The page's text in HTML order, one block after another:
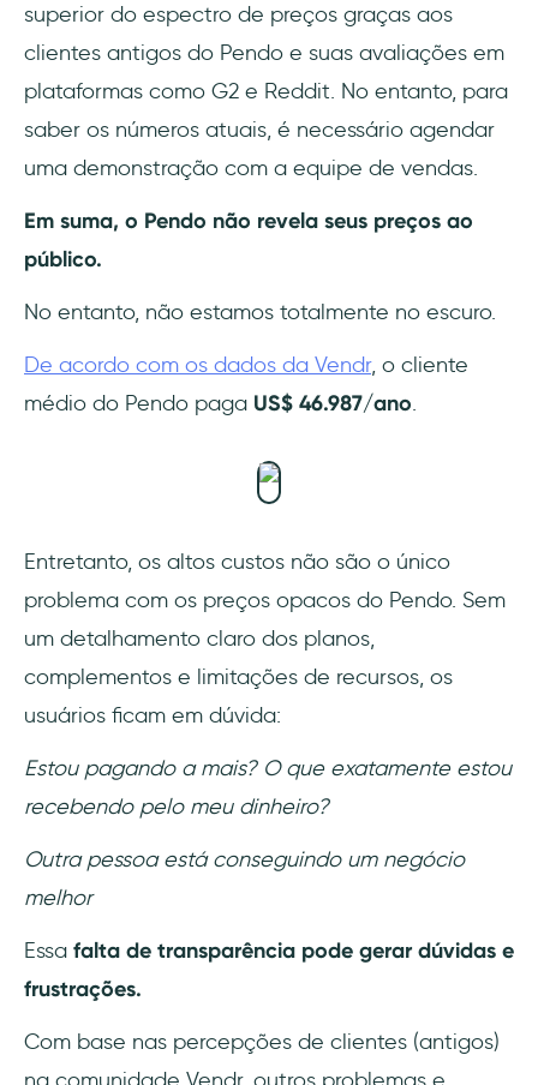
superior do espectro de preços graças aos
clientes antigos do Pendo e suas avaliações em
plataformas como G2 e Reddit. No entanto, para
saber os números atuais, é necessário agendar
uma demonstração com a equipe de vendas.
Em suma, o Pendo não revela seus preços ao
público.
No entanto, não estamos totalmente no escuro.
De acordo com os dados da Vendr, o cliente
médio do Pendo paga US$ 46.987/ano.
Entretanto, os altos custos não são o único
problema com os preços opacos do Pendo. Sem
um detalhamento claro dos planos,
complementos e limitações de recursos, os
usuários ficam em dúvida:
Estou pagando a mais? O que exatamente estou
recebendo pelo meu dinheiro?
Outra pessoa está conseguindo um negócio
melhor
Essa falta de transparência pode gerar dúvidas e
frustrações.
Com base nas percepções de clientes (antigos)